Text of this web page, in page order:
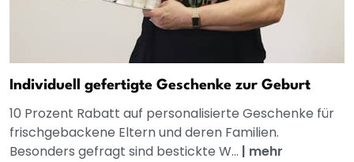
Individuell gefertigte Geschenke zur Geburt
10 Prozent Rabatt auf personalisierte Geschenke für
frischgebackene Eltern und deren Familien.
Besonders gefragt sind bestickte W... | mehr